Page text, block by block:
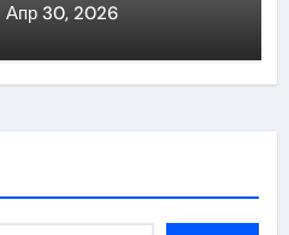
Апр 30, 2026